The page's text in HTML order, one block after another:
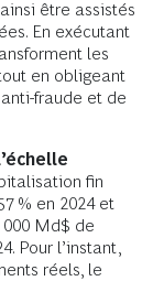
être assistés
En exécutant
les
en obligeant
fraude et de
fin
% en 2024 et
000 Md$ de
Pour l’instant,
réels, le